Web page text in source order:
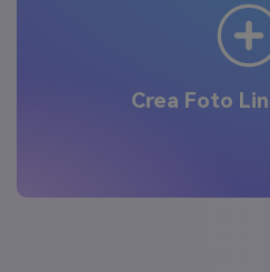
Crea Foto